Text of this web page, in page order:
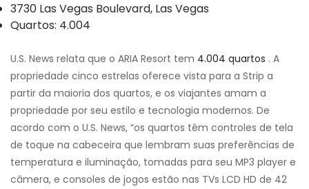
3730 Las Vegas Boulevard, Las Vegas
Quartos: 4.004
U.S. News relata que o ARIA Resort tem 4.004 quartos . A
propriedade cinco estrelas oferece vista para a Strip a
partir da maioria dos quartos, e os viajantes amam a
propriedade por seu estilo e tecnologia modernos. De
acordo com o U.S. News, “os quartos têm controles de tela
de toque na cabeceira que lembram suas preferências de
temperatura e iluminação, tomadas para seu MP3 player e
câmera, e consoles de jogos estão nas TVs LCD HD de 42